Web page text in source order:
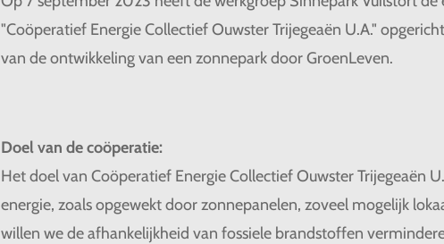
"Coöperatief Energie Collectief Ouwster Trijegeaën U.A."
van de ontwikkeling van een zonnepark door GroenLeven.
Doel van de coöperatie:
Het doel van Coöperatief Energie Collectief Ouwster Trijegeaën
energie, zoals opgewekt door zonnepanelen, zoveel mogelijk
willen we de afhankelijkheid van fossiele brandstoffen